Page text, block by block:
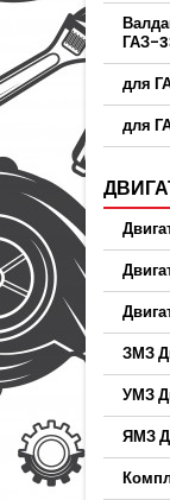
ГАЗ-
для
для
ЗМЗ
УМЗ
ЯМЗ